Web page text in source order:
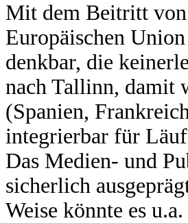
Mit dem Beitritt
Europäischen
denkbar, die
nach Tallinn, damit
(Spanien,
integrierbar für
Das Medien- und
sicherlich
Weise könnte es